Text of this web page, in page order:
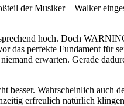
der Musiker – Walker
hoch. Doch
das perfekte Fundament für
erwarten. Gerade
Wahrscheinlich auch
erfreulich natürlich